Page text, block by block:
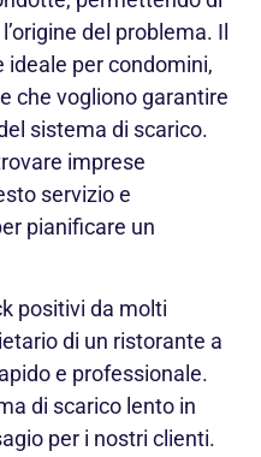
del problema. Il
per condomini,
che vogliono garantire
sistema di scarico.
imprese
servizio e
pianificare un
positivi da molti
di un ristorante a
e professionale.
di scarico lento in
per i nostri clienti.